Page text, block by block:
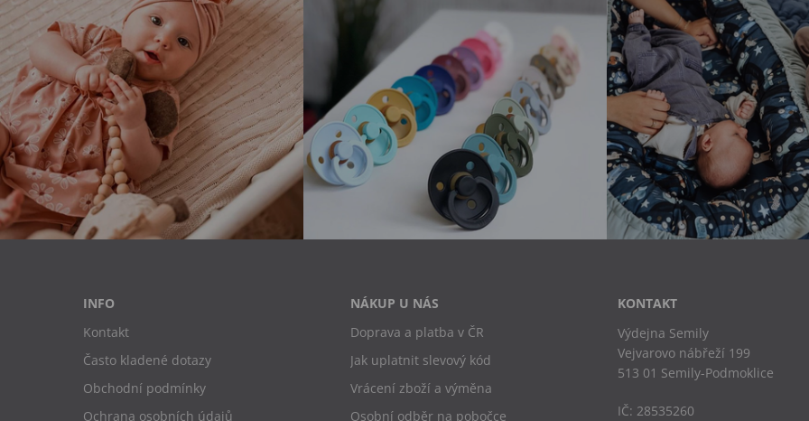
INFO
Kontakt
Často kladené dotazy
Obchodní podmínky
Ochrana osobních údajů
NÁKUP U NÁS
Doprava a platba v ČR
Jak uplatnit slevový kód
Vrácení zboží a výměna
Osobní odběr na pobočce
KONTAKT
Výdejna Semily
Vejvarovo nábřeží 199
513 01 Semily-Podmoklice
IČ: 28535260